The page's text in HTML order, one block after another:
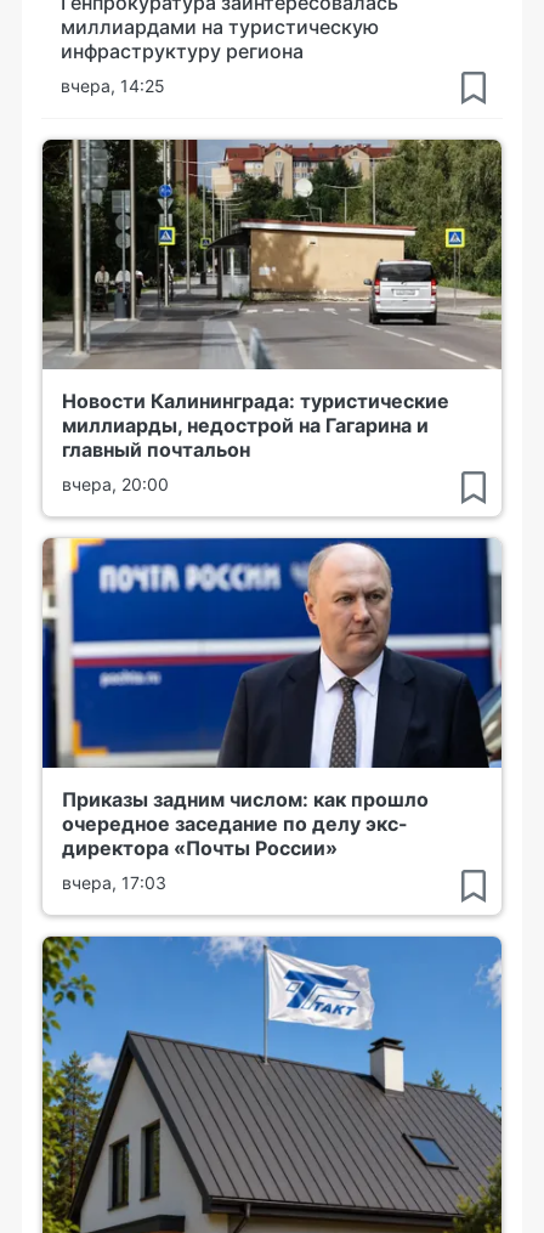
миллиардами на туристическую
инфраструктуру региона
вчера, 14:25
Новости Калининграда: туристические
миллиарды, недострой на Гагарина и
главный почтальон
вчера, 20:00
Приказы задним числом: как прошло
очередное заседание по делу экс-
директора «Почты России»
вчера, 17:03